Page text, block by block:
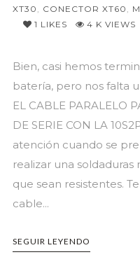
XT30 , CONECTOR XT60 ,
1 LIKES 4 K VIEWS
Bien, casi hemos
batería, pero nos falta
EL CABLE PARALELO
DE SERIE CON LA
atención cuando se
realizar una
que sean resistentes.
cable...
SEGUIR LEYENDO